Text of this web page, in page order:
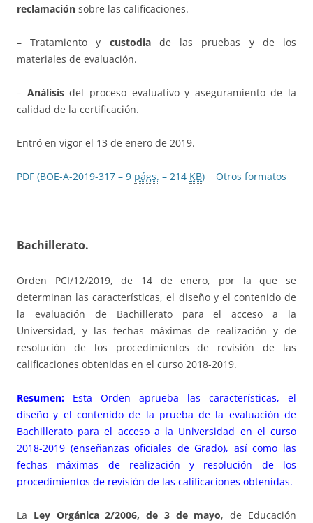
reclamación sobre las calificaciones.
– Tratamiento y custodiade las pruebas y de los
materiales de evaluación.
– Análisisdel proceso evaluativo y aseguramiento de la
calidad de la certificación.
Entró en vigor el 13 de enero de 2019.
PDF (BOE-A-2019-317 – 9 págs. – 214 KB) Otros formatos
Bachillerato.
Orden PCI/12/2019, de 14 de enero, por la que se
determinan las características, el diseño y el contenido de
la evaluación de Bachillerato para el acceso a la
Universidad, y las fechas máximas de realización y de
resolución de los procedimientos de revisión de las
calificaciones obtenidas en el curso 2018-2019.
Resumen: Esta Orden aprueba las características, el
diseño y el contenido de la prueba de la evaluación de
Bachillerato para el acceso a la Universidad en el curso
2018-2019 (enseñanzas oficiales de Grado), así como las
fechas máximas de realización y resolución de los
procedimientos de revisión de las calificaciones obtenidas.
La Ley Orgánica 2/2006, de 3 de mayo, de Educación